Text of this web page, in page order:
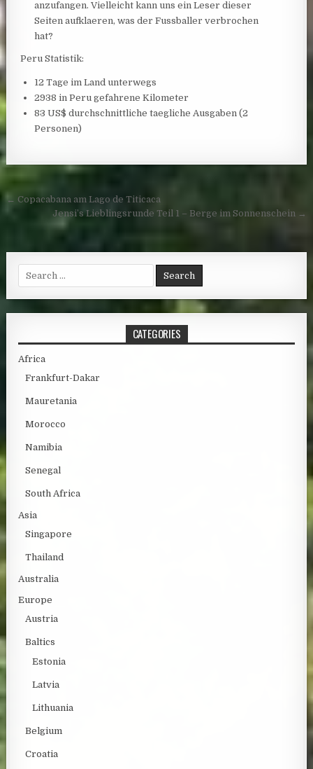
anzufangen. Vielleicht kann uns ein Leser dieser
Seiten aufklaeren, was der Fussballer verbrochen
hat?
Peru Statistik:
12 Tage im Land unterwegs
2938 in Peru gefahrene Kilometer
83 US$ durchschnittliche taegliche Ausgaben (2
Personen)
Post navigation
← Copacabana am Lago de Titicaca
Jensi’s Lieblingsrunde Teil 1 – Berge im Sonnenschein →
Search for:
CATEGORIES
Africa
Frankfurt-Dakar
Mauretania
Morocco
Namibia
Senegal
South Africa
Asia
Singapore
Thailand
Australia
Europe
Austria
Baltics
Estonia
Latvia
Lithuania
Belgium
Croatia